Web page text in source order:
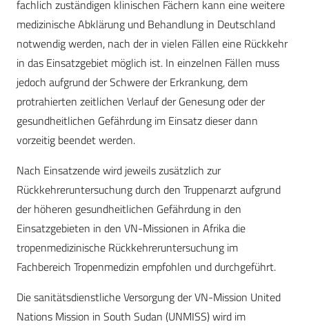
fachlich zuständigen klinischen Fächern kann eine weitere
medizinische Abklärung und Behandlung in Deutschland
notwendig werden, nach der in vielen Fällen eine Rückkehr
in das Einsatzgebiet möglich ist. In einzelnen Fällen muss
jedoch aufgrund der Schwere der Erkrankung, dem
protrahierten zeitlichen Verlauf der Genesung oder der
gesundheitlichen Gefährdung im Einsatz dieser dann
vorzeitig beendet werden.
Nach Einsatzende wird jeweils zusätzlich zur
Rückkehreruntersuchung durch den Truppenarzt aufgrund
der höheren gesundheitlichen Gefährdung in den
Einsatzgebieten in den VN-Missionen in Afrika die
tropenmedizinische Rückkehreruntersuchung im
Fachbereich Tropenmedizin empfohlen und durchgeführt.
Die sanitätsdienstliche Versorgung der VN-Mission United
Nations Mission in South Sudan (UNMISS) wird im